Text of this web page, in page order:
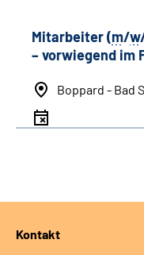
Mitarbeiter (m/w
– vorwiegend im
Boppard - Bad
Kontakt